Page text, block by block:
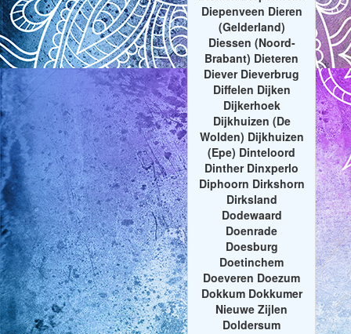
Diepenveen Dieren
(Gelderland)
Diessen (Noord-
Brabant) Dieteren
Diever Dieverbrug
Diffelen Dijken
Dijkerhoek
Dijkhuizen (De
Wolden) Dijkhuizen
(Epe) Dinteloord
Dinther Dinxperlo
Diphoorn Dirkshorn
Dirksland
Dodewaard
Doenrade
Doesburg
Doetinchem
Doeveren Doezum
Dokkum Dokkumer
Nieuwe Zijlen
Doldersum